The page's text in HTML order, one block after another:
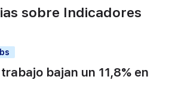
sobre Indicadores
bajan un 11,8% en